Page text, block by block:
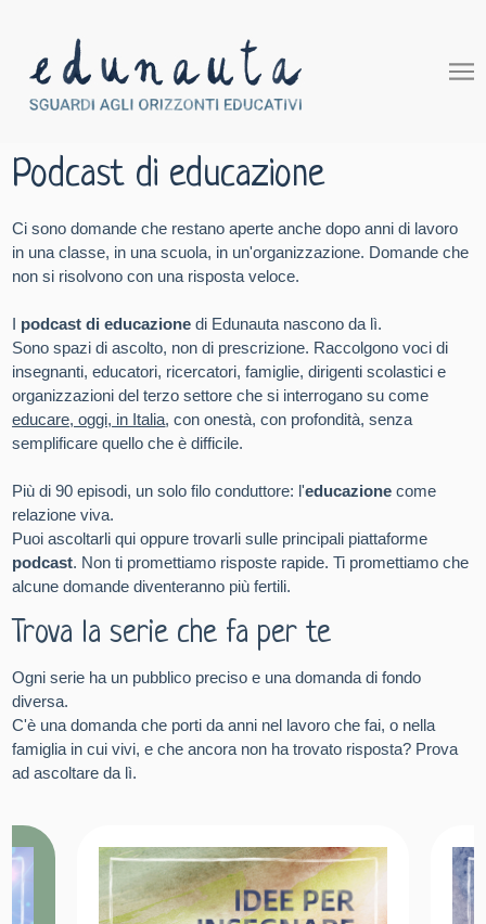
Podcast di educazione
Ci sono domande che restano aperte anche dopo anni di lavoro
in una classe, in una scuola, in un'organizzazione. Domande che
non si risolvono con una risposta veloce.
I podcast di educazionedi Edunauta nascono da lì.
Sono spazi di ascolto, non di prescrizione. Raccolgono voci di
insegnanti, educatori, ricercatori, famiglie, dirigenti scolastici e
organizzazioni del terzo settore che si interrogano su come
educare, oggi, in Italia, con onestà, con profondità, senza
semplificare quello che è difficile.
Più di 90 episodi, un solo filo conduttore: l'educazione come
relazione viva.
Puoi ascoltarli qui oppure trovarli sulle principali piattaforme
podcast. Non ti promettiamo risposte rapide. Ti promettiamo che
alcune domande diventeranno più fertili.
Trova la serie che fa per te
Ogni serie ha un pubblico preciso e una domanda di fondo
diversa.
C'è una domanda che porti da anni nel lavoro che fai, o nella
famiglia in cui vivi, e che ancora non ha trovato risposta? Prova
ad ascoltare da lì.